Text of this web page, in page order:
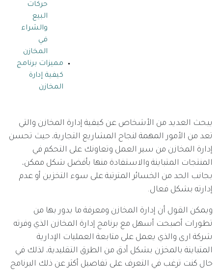
حركات
البيع
والشراء
في
المخازن
مميزات برنامج
كيفية إدارة
المخازن
يبحث العديد من الأشخاص عن كيفية إدارة المخازن والتي
تعد من الأمور المهمة لنجاح المشاريع التجارية، حيث تحسن
إدارة المخازن من سير العمل وتعاونك على التحكم في
المنتجات المتباينة والاستفادة منها بأفضل شكل ممكن،
بجانب الحد من الخسائر المترتبة على سوء التخزين أو عدم
إدارته بشكل فعال.
ويمكن القول أن إدارة المخازن ومعرفة ما يدور بها من
تطورات أصبحت أسهل مع برنامج إدارة المخازن الذي وفرته
شركة ارى والذي يعمل على متابعة العمليات الإدارية
المتباينة بالمخزن بشكل أدق من الطرق التقليدية، لذلك في
حال كنت ترغب في التعرف على تفاصيل أكثر عن ذلك البرنامج